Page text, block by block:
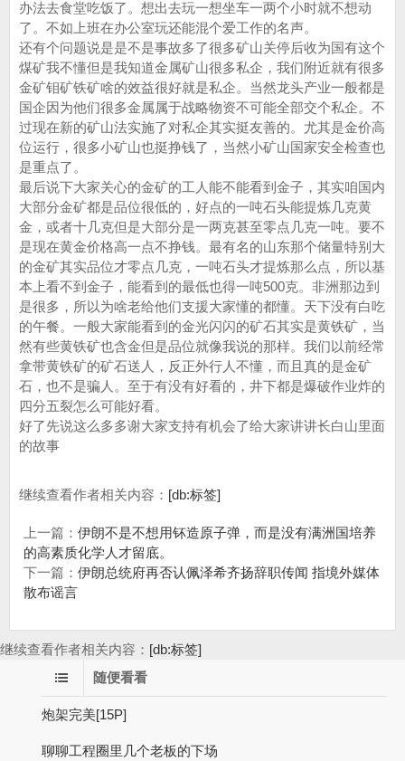
办法去食堂吃饭了。想出去玩一想坐车一两个小时就不想动
了。不如上班在办公室玩还能混个爱工作的名声。
还有个问题说是是不是事故多了很多矿山关停后收为国有这个
煤矿我不懂但是我知道金属矿山很多私企，我们附近就有很多
金矿钼矿铁矿啥的效益很好就是私企。当然龙头产业一般都是
国企因为他们很多金属属于战略物资不可能全部交个私企。不
过现在新的矿山法实施了对私企其实挺友善的。尤其是金价高
位运行，很多小矿山也挺挣钱了，当然小矿山国家安全检查也
是重点了。
最后说下大家关心的金矿的工人能不能看到金子，其实咱国内
大部分金矿都是品位很低的，好点的一吨石头能提炼几克黄
金，或者十几克但是大部分是一两克甚至零点几克一吨。要不
是现在黄金价格高一点不挣钱。最有名的山东那个储量特别大
的金矿其实品位才零点几克，一吨石头才提炼那么点，所以基
本上看不到金子，能看到的最低也得一吨500克。非洲那边到
是很多，所以为啥老给他们支援大家懂的都懂。天下没有白吃
的午餐。一般大家能看到的金光闪闪的矿石其实是黄铁矿，当
然有些黄铁矿也含金但是品位就像我说的那样。我们以前经常
拿带黄铁矿的矿石送人，反正外行人不懂，而且真的是金矿
石，也不是骗人。至于有没有好看的，井下都是爆破作业炸的
四分五裂怎么可能好看。
好了先说这么多多谢大家支持有机会了给大家讲讲长白山里面
的故事
继续查看作者相关内容： [db:标签]
上一篇： 伊朗不是不想用钚造原子弹，而是没有满洲国培养
的高素质化学人才留底。
下一篇： 伊朗总统府再否认佩泽希齐扬辞职传闻 指境外媒体
散布谣言
继续查看作者相关内容： [db:标签]
随便看看
炮架完美[15P]
聊聊工程圈里几个老板的下场